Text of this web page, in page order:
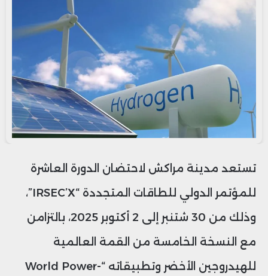
تستعد مدينة مراكش لاحتضان الدورة العاشرة
للمؤتمر الدولي للطاقات المتجددة “IRSEC’X”،
وذلك من 30 شتنبر إلى 2 أكتوبر 2025، بالتزامن
مع النسخة الخامسة من القمة العالمية
للهيدروجين الأخضر وتطبيقاته “World Power-